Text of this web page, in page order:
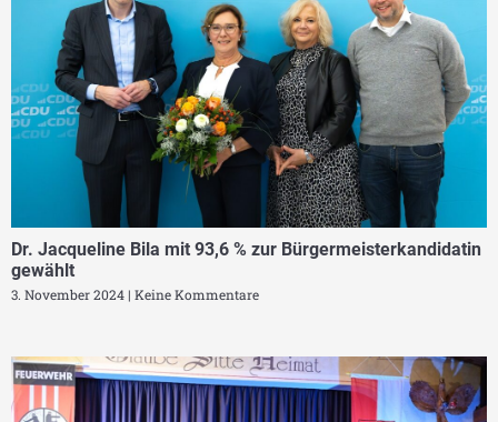
Dr. Jacqueline Bila mit 93,6 % zur Bürgermeisterkandidatin
gewählt
3. November 2024 Keine Kommentare